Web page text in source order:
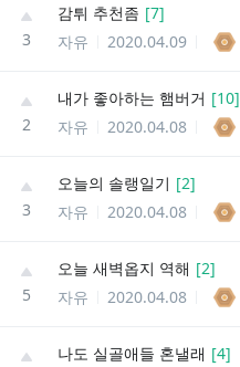
3
감튀 추천좀 [7]
자유
2020.04.09
2
내가 좋아하는 햄버거 [10]
자유
2020.04.08
3
오늘의 솔랭일기 [2]
자유
2020.04.08
5
오늘 새벽옵지 역해 [2]
자유
2020.04.08
나도 실골애들 혼낼래 [4]